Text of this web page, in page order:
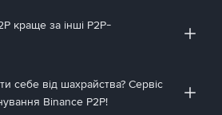
краще за інші P2P-
себе від шахрайства? Сервіс
Binance P2P!